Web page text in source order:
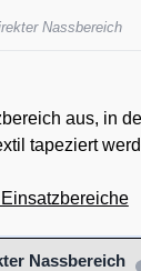
Nassbereich
aus, in
tapeziert
Nassbereich